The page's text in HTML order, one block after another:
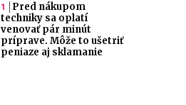
Pred nákupom
techniky sa oplatí
venovať pár minút
príprave. Môže to ušetriť
peniaze aj sklamanie